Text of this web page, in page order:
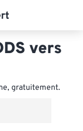
vers
gratuitement.